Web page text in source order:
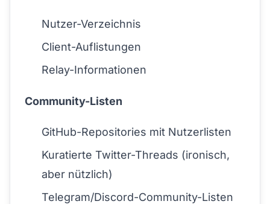
Nutzer-Verzeichnis
Client-Auflistungen
Relay-Informationen
Community-Listen
GitHub-Repositories mit Nutzerlisten
Kuratierte Twitter-Threads (ironisch,
aber nützlich)
Telegram/Discord-Community-Listen